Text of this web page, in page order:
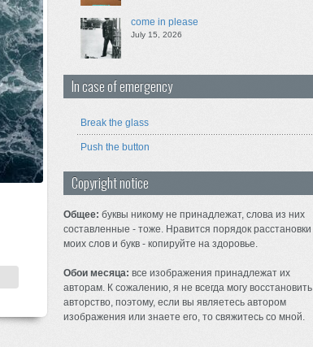
come in please
July 15, 2026
In case of emergency
Break the glass
Push the button
Copyright notice
Общее: буквы никому не принадлежат, слова из них
составленные - тоже. Нравится порядок расстановки
моих слов и букв - копируйте на здоровье.
Обои месяца: все изображения принадлежат их
авторам. К сожалению, я не всегда могу восстановить
авторство, поэтому, если вы являетесь автором
изображения или знаете его, то свяжитесь со мной.